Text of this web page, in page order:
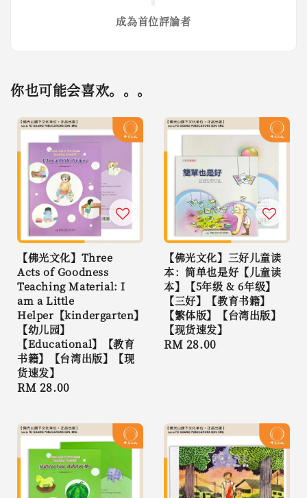
成為首位評論者
你也可能会喜欢。。。
【佛光文化】Three
Acts of Goodness
Teaching Material: I
am a Little
Helper【kindergarten】
【幼儿园】
【Educational】【教育
书籍】【台湾出版】【现
货速发】
Regular
RM 28.00
【佛光文化】三好儿童读
本：简单也是好【儿童读
本】【5年级 & 6年级】
【三好】【教育书籍】
【繁体版】【台湾出版】
【现货速发】
Regular
RM 28.00